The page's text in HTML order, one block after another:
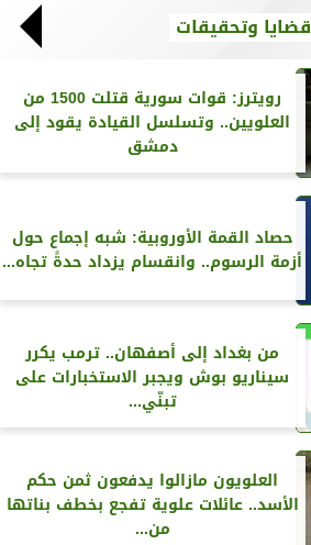
قضايا وتحقيقات
رويترز‏: قوات سورية قتلت 1500 من
العلويين.. وتسلسل القيادة يقود إلى
دمشق
حصاد القمة الأوروبية: شبه إجماع حول
أزمة الرسوم.. وانقسام يزداد حدةً تجاه...
من بغداد إلى أصفهان.. ترمب يكرر
سيناريو بوش ويجبر الاستخبارات على
تبنّي...
العلويون مازالوا يدفعون ثمن حكم
الأسد.. عائلات علوية تفجع بخطف بناتها
من...